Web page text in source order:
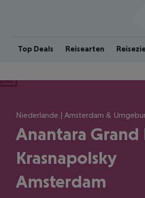
Top Deals Reisearten
Niederlande | Amsterdam &
Anantara Grand
Krasnapolsky
Amsterdam